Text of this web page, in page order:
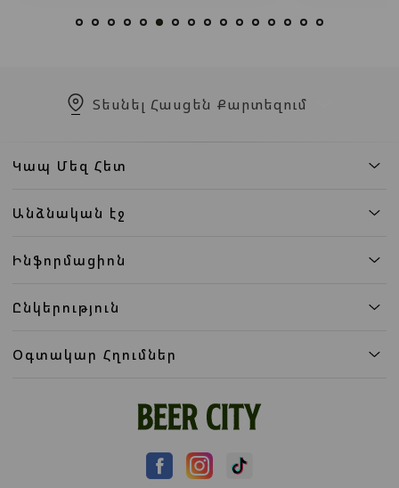
Տեսնել Հասցեն Քարտեզում
Կապ Մեզ Հետ
Անձնական էջ
Ինֆորմացիոն
Ընկերություն
Օգտակար Հղումներ